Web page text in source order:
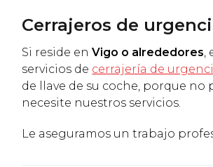
Cerrajeros de
Si reside enVigo o alrededores,
servicios de cerrajería de
de llave de su coche, porque
necesite nuestros servicios.
Le aseguramos un trabajo